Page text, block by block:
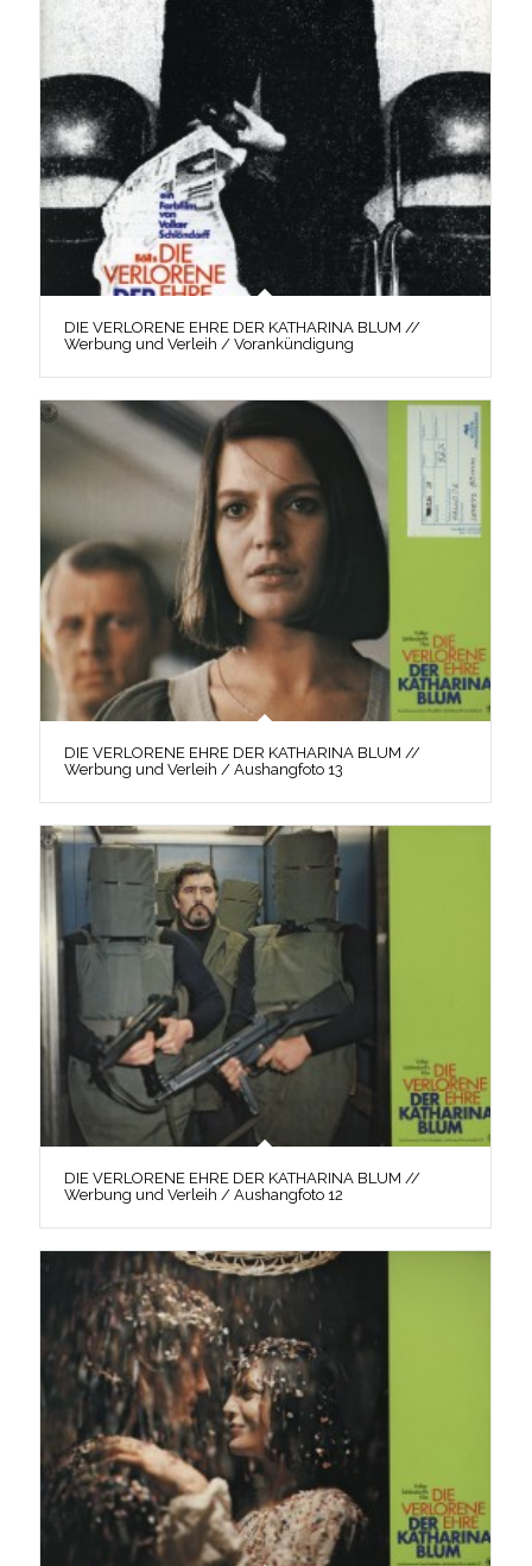
DIE VERLORENE EHRE DER KATHARINA BLUM //
Werbung und Verleih / Vorankündigung
DIE VERLORENE EHRE DER KATHARINA BLUM //
Werbung und Verleih / Aushangfoto 13
DIE VERLORENE EHRE DER KATHARINA BLUM //
Werbung und Verleih / Aushangfoto 12